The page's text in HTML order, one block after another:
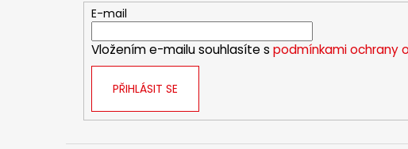
E-mail
Vložením e-mailu souhlasíte s podmínkami ochrany
PŘIHLÁSIT SE